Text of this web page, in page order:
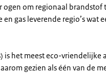
om regionaal brandstof
gas leverende regio’s wat
is het meest eco-
gezien als één van de